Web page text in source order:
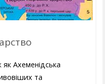
Ахеменідська
та